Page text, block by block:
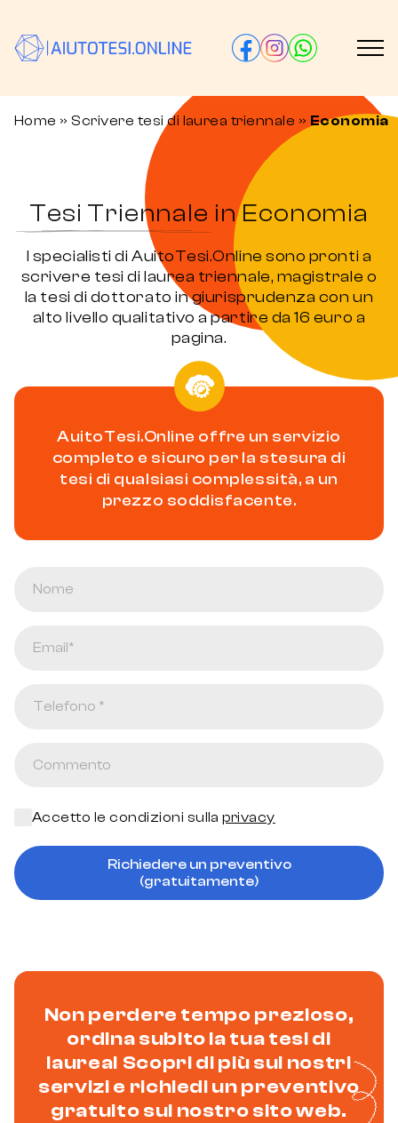
Home » Scrivere tesi di laurea triennale » Economia
Tesi Triennale in Economia
I specialisti di AuitoTesi.Online sono pronti a
scrivere tesi di laurea triennale, magistrale o
la tesi di dottorato in giurisprudenza con un
alto livello qualitativo a partire da 16 euro a
pagina.
AuitoTesi.Online offre un servizio
completo e sicuro per la stesura di
tesi di qualsiasi complessità, a un
prezzo soddisfacente.
Accetto le condizioni sullaprivacy
Richiedere un preventivo
(gratuitamente)
Non perdere tempo prezioso,
ordina subito la tua tesi di
laurea! Scopri di più sui nostri
servizi e richiedi un preventivo
gratuito sul nostro sito web.